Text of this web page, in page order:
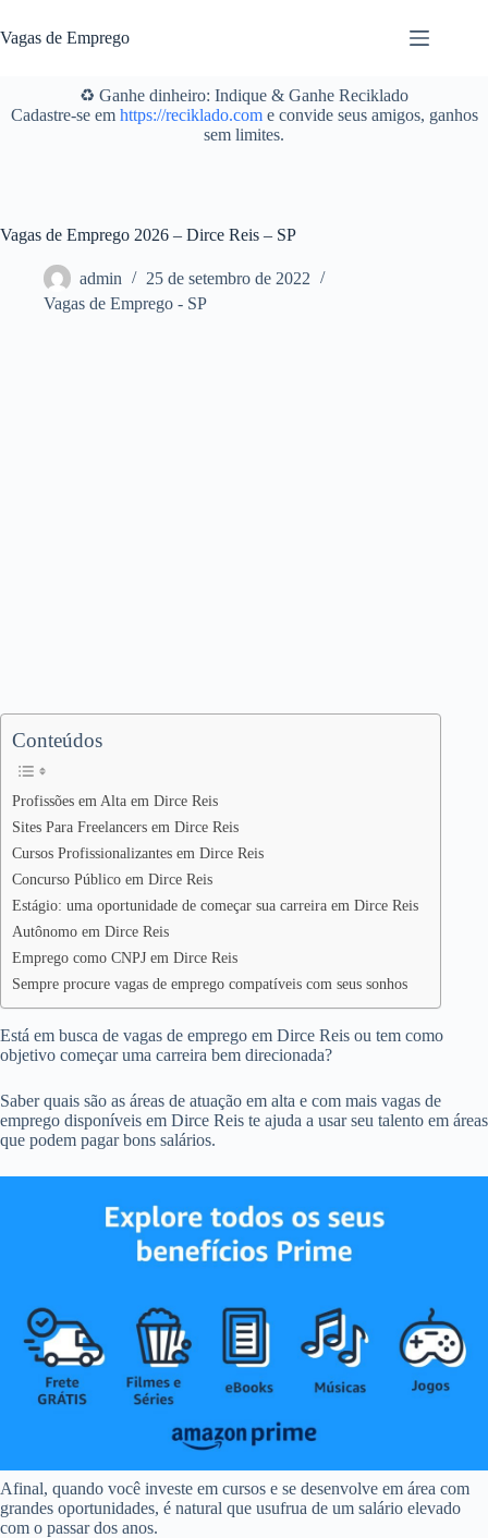
para
o
Vagas de Emprego
♻️ Ganhe dinheiro: Indique & Ganhe Reciklado
Cadastre-se em https://reciklado.come convide seus amigos, ganhos
sem limites.
Vagas de Emprego 2026 – Dirce Reis – SP
admin
25 de setembro de 2022
Vagas de Emprego - SP
Conteúdos
Profissões em Alta em Dirce Reis
Sites Para Freelancers em Dirce Reis
Cursos Profissionalizantes em Dirce Reis
Concurso Público em Dirce Reis
Estágio: uma oportunidade de começar sua carreira em Dirce Reis
Autônomo em Dirce Reis
Emprego como CNPJ em Dirce Reis
Sempre procure vagas de emprego compatíveis com seus sonhos
Está em busca de vagas de emprego em Dirce Reis ou tem como
objetivo começar uma carreira bem direcionada?
Saber quais são as áreas de atuação em alta e com mais vagas de
emprego disponíveis em Dirce Reis te ajuda a usar seu talento em áreas
que podem pagar bons salários.
Afinal, quando você investe em cursos e se desenvolve em área com
grandes oportunidades, é natural que usufrua de um salário elevado
com o passar dos anos.